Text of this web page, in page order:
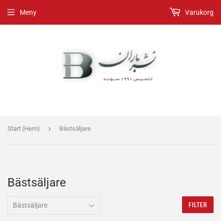
Meny Varukorg
Start (Hem) › Bästsäljare
Bästsäljare
FILTER